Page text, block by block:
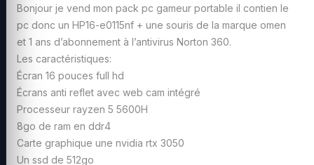
Bonjour je vend mon pack pc gameur portable il contien le
pc donc un HP16-e0115nf + une souris de la marque omen
et 1 ans d’abonnement à l’antivirus Norton 360.
Les caractéristiques:
Écran 16 pouces full hd
Écrans anti reflet avec web cam intégré
Processeur rayzen 5 5600H
8go de ram en ddr4
Carte graphique une nvidia rtx 3050
Un ssd de 512go